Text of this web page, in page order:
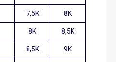
7,5K 8K
8K 8,5K
8,5K 9K